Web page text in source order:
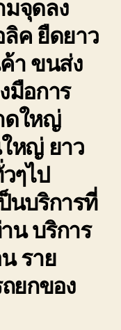
มจุดลง
ค ยืดยาว
า ขนส่ง
มือการ
ดใหญ่
หญ่ ยาว
ๆไป
นบริการที่
น บริการ
ราย
ยกของ